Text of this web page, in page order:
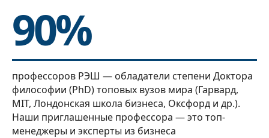
90%
профессоров РЭШ — обладатели степени Доктора
философии (PhD) топовых вузов мира (Гарвард,
MIT, Лондонская школа бизнеса, Оксфорд и др.).
Наши приглашенные профессора — это топ-
менеджеры и эксперты из бизнеса